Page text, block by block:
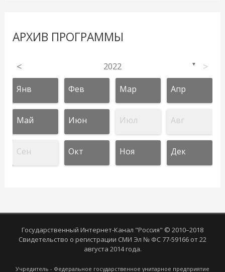
АРХИВ ПРОГРАММЫ
< 2022 ▼ >
Янв Фев Мар Апр
Май Июн Июл Авг
Сен Окт Ноя Дек
Государственный Интернет-Канал "Россия" © 2010–2018
Свидетельство о регистрации СМИ Эл № ФС 77-59166 от 22
августа 2014 года.
Учредитель - Федеральное государственное унитарное предприятие